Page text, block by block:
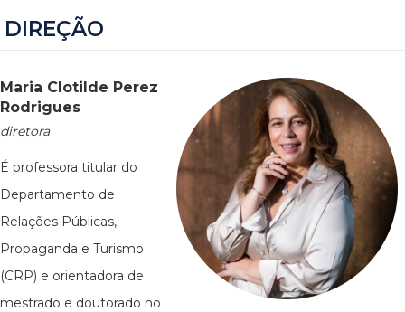
DIREÇÃO
Maria Clotilde Perez
Rodrigues
diretora
É professora titular do
Departamento de
Relações Públicas,
Propaganda e Turismo
(CRP) e orientadora de
mestrado e doutorado no